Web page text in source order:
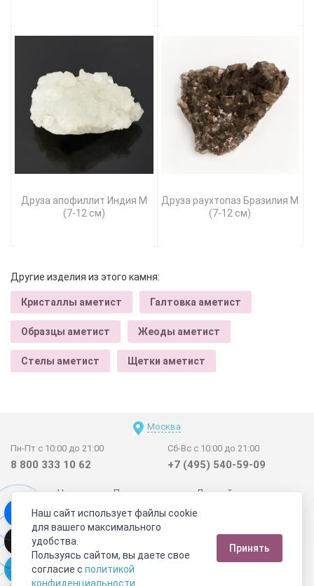
Друза апофиллит Индия M
(7-12 см)
Друза раухтопаз Бразилия M
(7-12 см)
Другие изделия из этого камня:
Кристаллы аметист Галтовка аметист
Образцы аметист Жеоды аметист
Стелы аметист Щетки аметист
Москва
Пн-Пт с 10:00 до 21:00
8 800 333 10 62
Сб-Вс с 10:00 до 21:00
+7 (495) 540-59-09
Новинки Поставщикам
Личный счет
Договор-оферта
О нас
Наши магазины
Отзывы покупателей
Сертификаты
Статьи
Обратная связь
Видео о камнях СОУТ
Телеграм
Max
Наш сайт использует файлы cookie
для вашего максимального
удобства.
Пользуясь сайтом, вы даете свое
согласие с политикой
конфиденциальности
Принять